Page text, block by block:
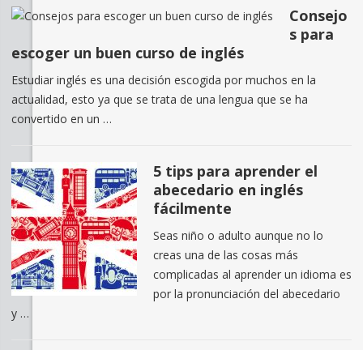
Consejo
s para
escoger un buen curso de inglés
Estudiar inglés es una decisión escogida por muchos en la
actualidad, esto ya que se trata de una lengua que se ha
convertido en un …
5 tips para aprender el
abecedario en inglés
fácilmente
Seas niño o adulto aunque no lo
creas una de las cosas más
complicadas al aprender un idioma es
por la pronunciación del abecedario
y …